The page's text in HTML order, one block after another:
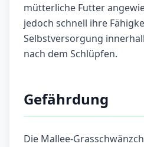
mütterliche Futter
jedoch schnell ihre
Selbstversorgung
nach dem Schlüpfen.
Gefährdung
Die Mallee-